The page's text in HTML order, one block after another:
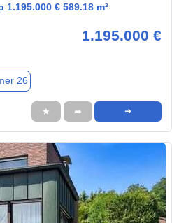
€ 589.18 m²
1.195.000 €
26
★ ➦ ➜